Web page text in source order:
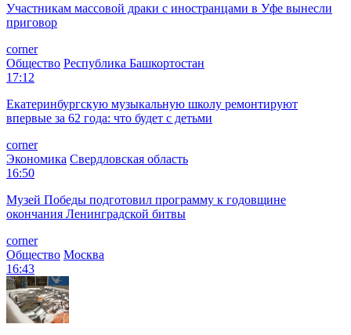
Участникам массовой драки с иностранцами в Уфе вынесли
приговор
corner
Общество Республика Башкортостан
17:12
Екатеринбургскую музыкальную школу ремонтируют
впервые за 62 года: что будет с детьми
corner
Экономика Свердловская область
16:50
Музей Победы подготовил программу к годовщине
окончания Ленинградской битвы
corner
Общество Москва
16:43